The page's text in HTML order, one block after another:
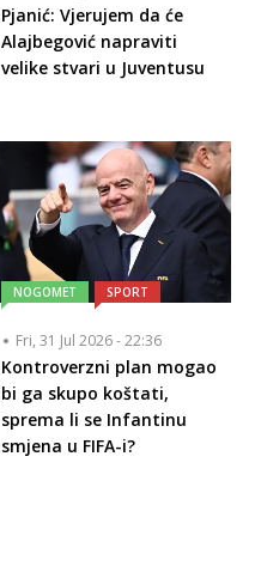
Pjanić: Vjerujem da će
Alajbegović napraviti
velike stvari u Juventusu
NOGOMET SPORT
Fri, 31 Jul 2026 - 22:36
Kontroverzni plan mogao
bi ga skupo koštati,
sprema li se Infantinu
smjena u FIFA-i?